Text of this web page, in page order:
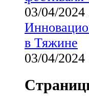
03/04/2024
в Тяжине
03/04/2024